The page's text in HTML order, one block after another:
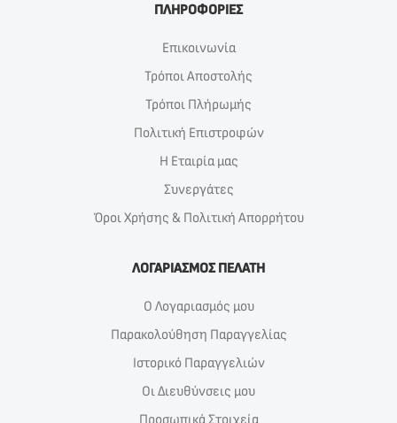
ΠΛΗΡΟΦΟΡΙΕΣ
Επικοινωνία
Τρόποι Αποστολής
Τρόποι Πλήρωμής
Πολιτική Επιστροφών
Η Εταιρία μας
Συνεργάτες
Όροι Χρήσης & Πολιτική Απορρήτου
ΛΟΓΑΡΙΑΣΜΟΣ ΠΕΛΑΤΗ
Ο Λογαριασμός μου
Παρακολούθηση Παραγγελίας
Ιστορικό Παραγγελιών
Οι Διευθύνσεις μου
Προσωπικά Στοιχεία